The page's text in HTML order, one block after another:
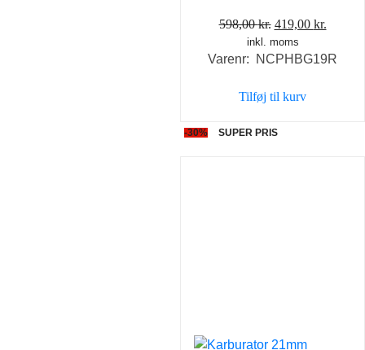
598,00kr. Den
oprindelige
pris
598,00 kr..
419,00 kr.
pris
inkl. moms
Varenr: NCPHBG19R
Tilføj til kurv
-30% SUPER PRIS